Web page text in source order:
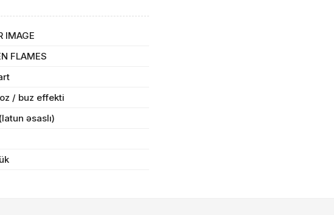
IMAGE
FLAMES
/ buz effekti
əsaslı)
detalları